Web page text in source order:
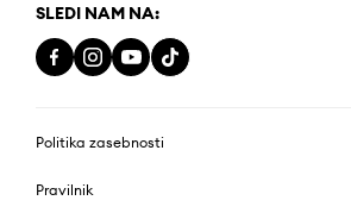
SLEDI NAM NA:
Politika zasebnosti
Pravilnik